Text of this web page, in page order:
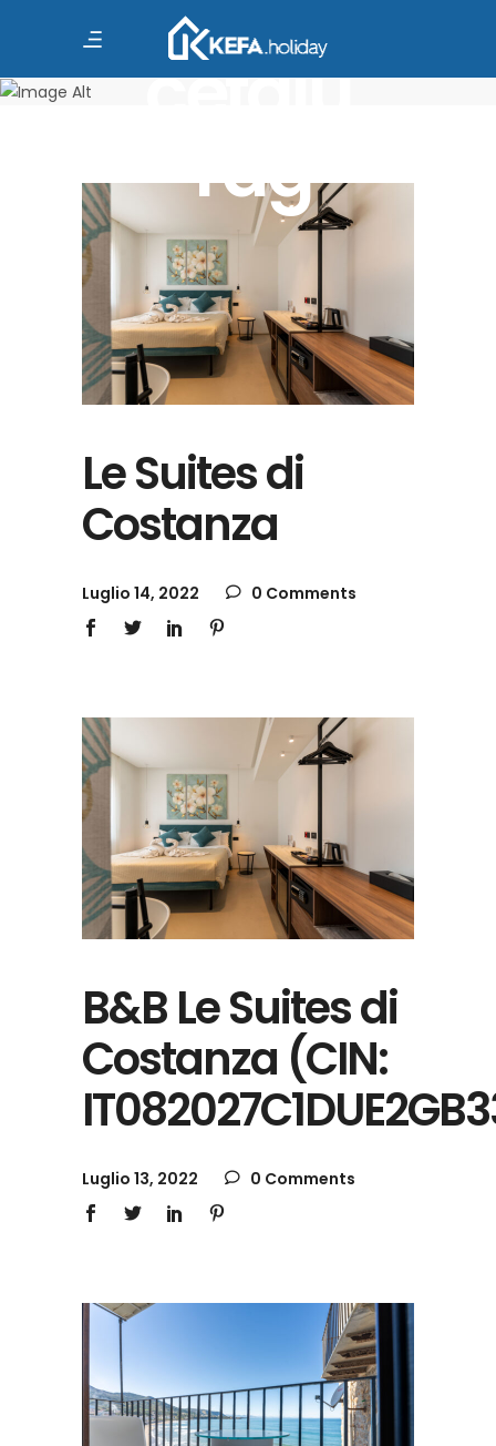
cefalù
Tag
Le Suites di
Costanza
Luglio 14, 2022 0 Comments
B&B Le Suites di
Costanza (CIN:
Luglio 13, 2022 0 Comments